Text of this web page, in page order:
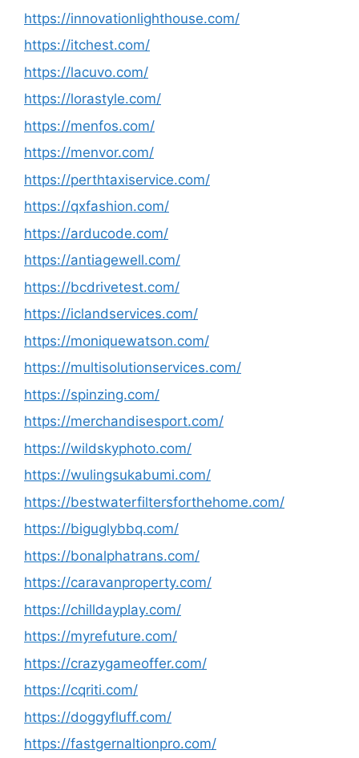
https://innovationlighthouse.com/
https://itchest.com/
https://lacuvo.com/
https://lorastyle.com/
https://menfos.com/
https://menvor.com/
https://perthtaxiservice.com/
https://qxfashion.com/
https://arducode.com/
https://antiagewell.com/
https://bcdrivetest.com/
https://iclandservices.com/
https://moniquewatson.com/
https://multisolutionservices.com/
https://spinzing.com/
https://merchandisesport.com/
https://wildskyphoto.com/
https://wulingsukabumi.com/
https://bestwaterfiltersforthehome.com/
https://biguglybbq.com/
https://bonalphatrans.com/
https://caravanproperty.com/
https://chilldayplay.com/
https://myrefuture.com/
https://crazygameoffer.com/
https://cqriti.com/
https://doggyfluff.com/
https://fastgernaltionpro.com/